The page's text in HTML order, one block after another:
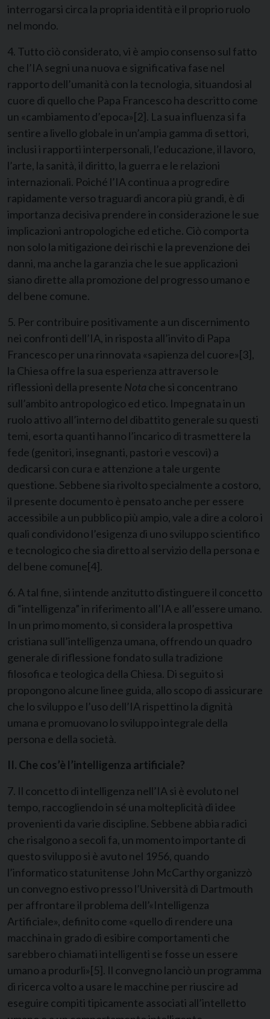
interrogarsi circa la propria identità e il proprio ruolo
nel mondo.
4. Tutto ciò considerato, vi è ampio consenso sul fatto
che l’IA segni una nuova e significativa fase nel
rapporto dell’umanità con la tecnologia, situandosi al
cuore di quello che Papa Francesco ha descritto come
un «cambiamento d’epoca»[2]. La sua influenza si fa
sentire a livello globale in un’ampia gamma di settori,
inclusi i rapporti interpersonali, l’educazione, il lavoro,
l’arte, la sanità, il diritto, la guerra e le relazioni
internazionali. Poiché l’IA continua a progredire
rapidamente verso traguardi ancora più grandi, è di
importanza decisiva prendere in considerazione le sue
implicazioni antropologiche ed etiche. Ciò comporta
non solo la mitigazione dei rischi e la prevenzione dei
danni, ma anche la garanzia che le sue applicazioni
siano dirette alla promozione del progresso umano e
del bene comune.
5. Per contribuire positivamente a un discernimento
nei confronti dell’IA, in risposta all’invito di Papa
Francesco per una rinnovata «sapienza del cuore»[3],
la Chiesa offre la sua esperienza attraverso le
riflessioni della presente Nota che si concentrano
sull’ambito antropologico ed etico. Impegnata in un
ruolo attivo all’interno del dibattito generale su questi
temi, esorta quanti hanno l’incarico di trasmettere la
fede (genitori, insegnanti, pastori e vescovi) a
dedicarsi con cura e attenzione a tale urgente
questione. Sebbene sia rivolto specialmente a costoro,
il presente documento è pensato anche per essere
accessibile a un pubblico più ampio, vale a dire a coloro i
quali condividono l’esigenza di uno sviluppo scientifico
e tecnologico che sia diretto al servizio della persona e
del bene comune[4].
6. A tal fine, si intende anzitutto distinguere il concetto
di “intelligenza” in riferimento all’IA e all’essere umano.
In un primo momento, si considera la prospettiva
cristiana sull’intelligenza umana, offrendo un quadro
generale di riflessione fondato sulla tradizione
filosofica e teologica della Chiesa. Di seguito si
propongono alcune linee guida, allo scopo di assicurare
che lo sviluppo e l’uso dell’IA rispettino la dignità
umana e promuovano lo sviluppo integrale della
persona e della società.
II. Che cos’è l’intelligenza artificiale?
7. Il concetto di intelligenza nell’IA si è evoluto nel
tempo, raccogliendo in sé una molteplicità di idee
provenienti da varie discipline. Sebbene abbia radici
che risalgono a secoli fa, un momento importante di
questo sviluppo si è avuto nel 1956, quando
l’informatico statunitense John McCarthy organizzò
un convegno estivo presso l’Università di Dartmouth
per affrontare il problema dell’«Intelligenza
Artificiale», definito come «quello di rendere una
macchina in grado di esibire comportamenti che
sarebbero chiamati intelligenti se fosse un essere
umano a produrli»[5]. Il convegno lanciò un programma
di ricerca volto a usare le macchine per riuscire ad
eseguire compiti tipicamente associati all’intelletto